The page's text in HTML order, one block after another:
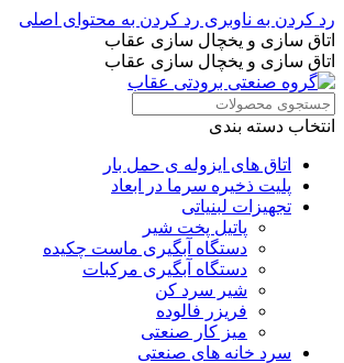
رد کردن به ناوبری رد کردن به محتوای اصلی
اتاق سازی و یخچال سازی عقاب
اتاق سازی و یخچال سازی عقاب
انتخاب دسته بندی
اتاق های ایزوله ی حمل بار
پلیت ذخیره سرما در ابعاد
تجهیزات لبنیاتی
پاتیل پخت شیر
دستگاه آبگیری ماست چکیده
دستگاه آبگیری مرکبات
شیر سرد کن
فریزر فالوده
میز کار صنعتی
سرد خانه های صنعتی